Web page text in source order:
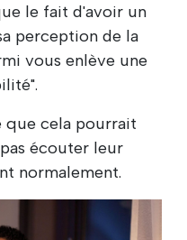
le fait d'avoir un
perception de la
vous enlève une
que cela pourrait
écouter leur
normalement.